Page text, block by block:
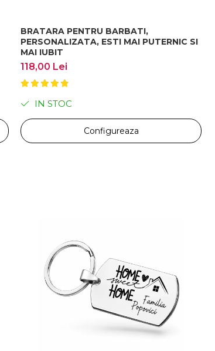
BRATARA PENTRU BARBATI,
PERSONALIZATA, ESTI MAI PUTERNIC SI
MAI IUBIT
118,00 Lei
IN STOC
Configureaza